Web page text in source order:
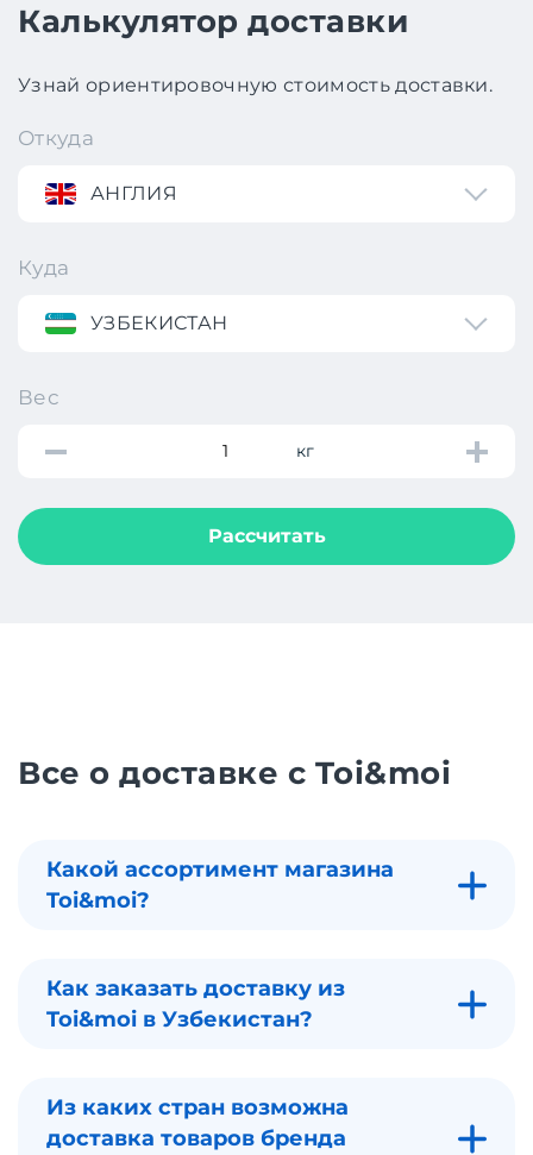
Калькулятор доставки
Узнай ориентировочную стоимость доставки.
Откуда
АНГЛИЯ
Куда
УЗБЕКИСТАН
Вес
кг
Рассчитать
Все о доставке с Toi&moi
Какой ассортимент магазина
Toi&moi?
Как заказать доставку из
Toi&moi в Узбекистан?
Из каких стран возможна
доставка товаров бренда